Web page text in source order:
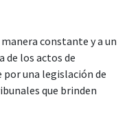
constante y a un
de los actos de
por una legislación de
que brinden